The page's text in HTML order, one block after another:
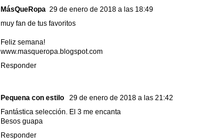
MásQueRopa 29 de enero de 2018 a las 18:49
muy fan de tus favoritos
Feliz semana!
www.masqueropa.blogspot.com
Responder
Pequena con estilo
29 de enero de 2018 a las 21:42
Fantástica selección. El 3 me encanta
Besos guapa
Responder